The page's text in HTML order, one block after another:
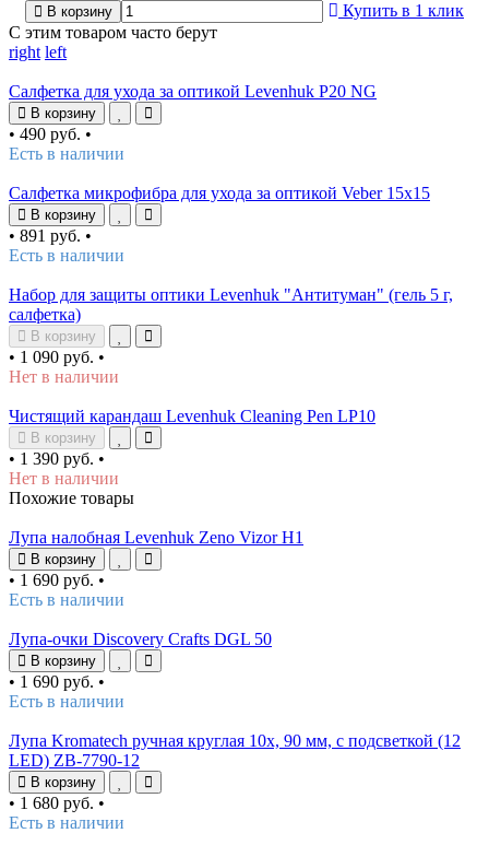
В корзину
Купить в 1 клик
С этим товаром часто берут
right left
Салфетка для ухода за оптикой Levenhuk P20 NG
В корзину
• 490 руб. •
Есть в наличии
Салфетка микрофибра для ухода за оптикой Veber 15x15
В корзину
• 891 руб. •
Есть в наличии
Набор для защиты оптики Levenhuk "Антитуман" (гель 5 г,
салфетка)
В корзину
• 1 090 руб. •
Нет в наличии
Чистящий карандаш Levenhuk Cleaning Pen LP10
В корзину
• 1 390 руб. •
Нет в наличии
Похожие товары
Лупа налобная Levenhuk Zeno Vizor H1
В корзину
• 1 690 руб. •
Есть в наличии
Лупа-очки Discovery Crafts DGL 50
В корзину
• 1 690 руб. •
Есть в наличии
Лупа Kromatech ручная круглая 10х, 90 мм, с подсветкой (12
LED) ZB-7790-12
В корзину
• 1 680 руб. •
Есть в наличии